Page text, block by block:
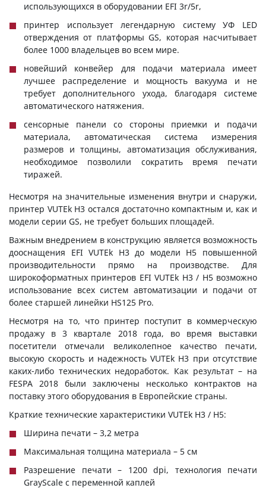
использующихся в оборудовании EFI 3r/5r,
принтер использует легендарную систему УФ LED
отверждения от платформы GS, которая насчитывает
более 1000 владельцев во всем мире.
новейший конвейер для подачи материала имеет
лучшее распределение и мощность вакуума и не
требует дополнительного ухода, благодаря системе
автоматического натяжения.
сенсорные панели со стороны приемки и подачи
материала, автоматическая система измерения
размеров и толщины, автоматизация обслуживания,
необходимое позволили сократить время печати
тиражей.
Несмотря на значительные изменения внутри и снаружи,
принтер VUTEk H3 остался достаточно компактным и, как и
модели серии GS, не требует больших площадей.
Важным внедрением в конструкцию является возможность
дооснащения EFI VUTEk H3 до модели H5 повышенной
производительности прямо на производстве. Для
широкоформатных принтеров EFI VUTEk H3 / H5 возможно
использование всех систем автоматизации и подачи от
более старшей линейки HS125 Pro.
Несмотря на то, что принтер поступит в коммерческую
продажу в 3 квартале 2018 года, во время выставки
посетители отмечали великолепное качество печати,
высокую скорость и надежность VUTEk H3 при отсутствие
каких-либо технических недоработок. Как результат – на
FESPA 2018 были заключены несколько контрактов на
поставку этого оборудования в Европейские страны.
Краткие технические характеристики VUTEk H3 / H5:
Ширина печати – 3,2 метра
Максимальная толщина материала – 5 см
Разрешение печати – 1200 dpi, технология печати
GrayScale с переменной каплей